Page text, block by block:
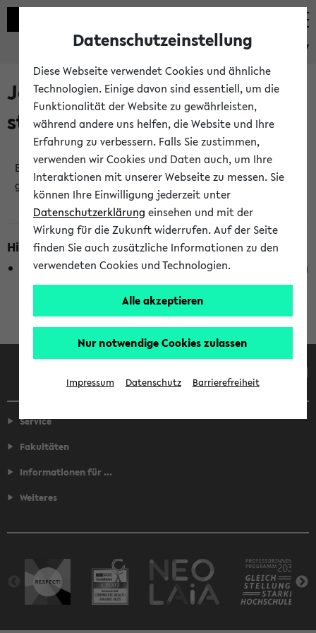
eKVV
Jetzt und in Kürze
stattfindende Veranstaltungen
Es wurden keine jetzt stattfindenden Veranstaltungen
gefunden!
Hinweise zur Liste
Die Anzeige ist semesterübergreifend und nicht abhängig
vom im eKVV gewählten Semester.
Facebook Instagram LinkedIn TikTok
Service
Fakultäten
Informationen für ...
Weiteres
Datenschutzeinstellung
Diese Webseite verwendet Cookies und ähnliche
Technologien. Einige davon sind essentiell, um die
Funktionalität der Website zu gewährleisten,
während andere uns helfen, die Website und Ihre
Erfahrung zu verbessern. Falls Sie zustimmen,
verwenden wir Cookies und Daten auch, um Ihre
Interaktionen mit unserer Webseite zu messen. Sie
können Ihre Einwilligung jederzeit unter
Datenschutzerklärung einsehen und mit der
Wirkung für die Zukunft widerrufen. Auf der Seite
finden Sie auch zusätzliche Informationen zu den
verwendeten Cookies und Technologien.
Alle akzeptieren
Nur notwendige Cookies zulassen
Impressum Datenschutz Barrierefreiheit